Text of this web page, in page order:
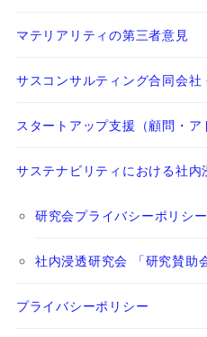
マテリアリティの第三者意見
サスコンサルティング合同会社
スタートアップ支援（顧問・ア
サステナビリティにおける社内
研究会プライバシーポリシー
社内浸透研究会 「研究賛助
プライバシーポリシー